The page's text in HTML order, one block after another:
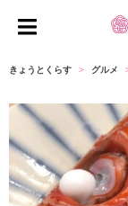
ょ
と
く
ら
す
きょうとくらす グルメ